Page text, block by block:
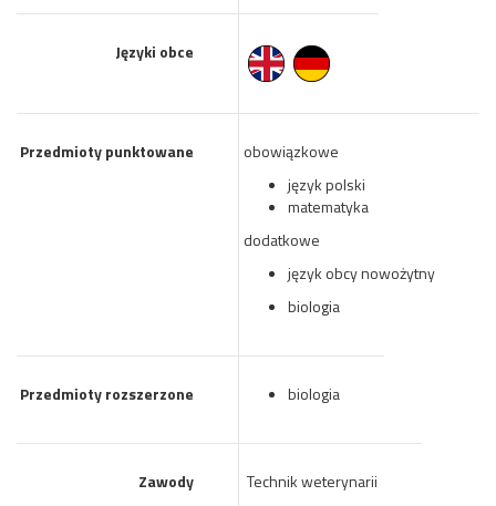
Języki obce
Przedmioty punktowane
obowiązkowe
język polski
matematyka
dodatkowe
język obcy nowożytny
biologia
Przedmioty rozszerzone biologia
Zawody Technik weterynarii